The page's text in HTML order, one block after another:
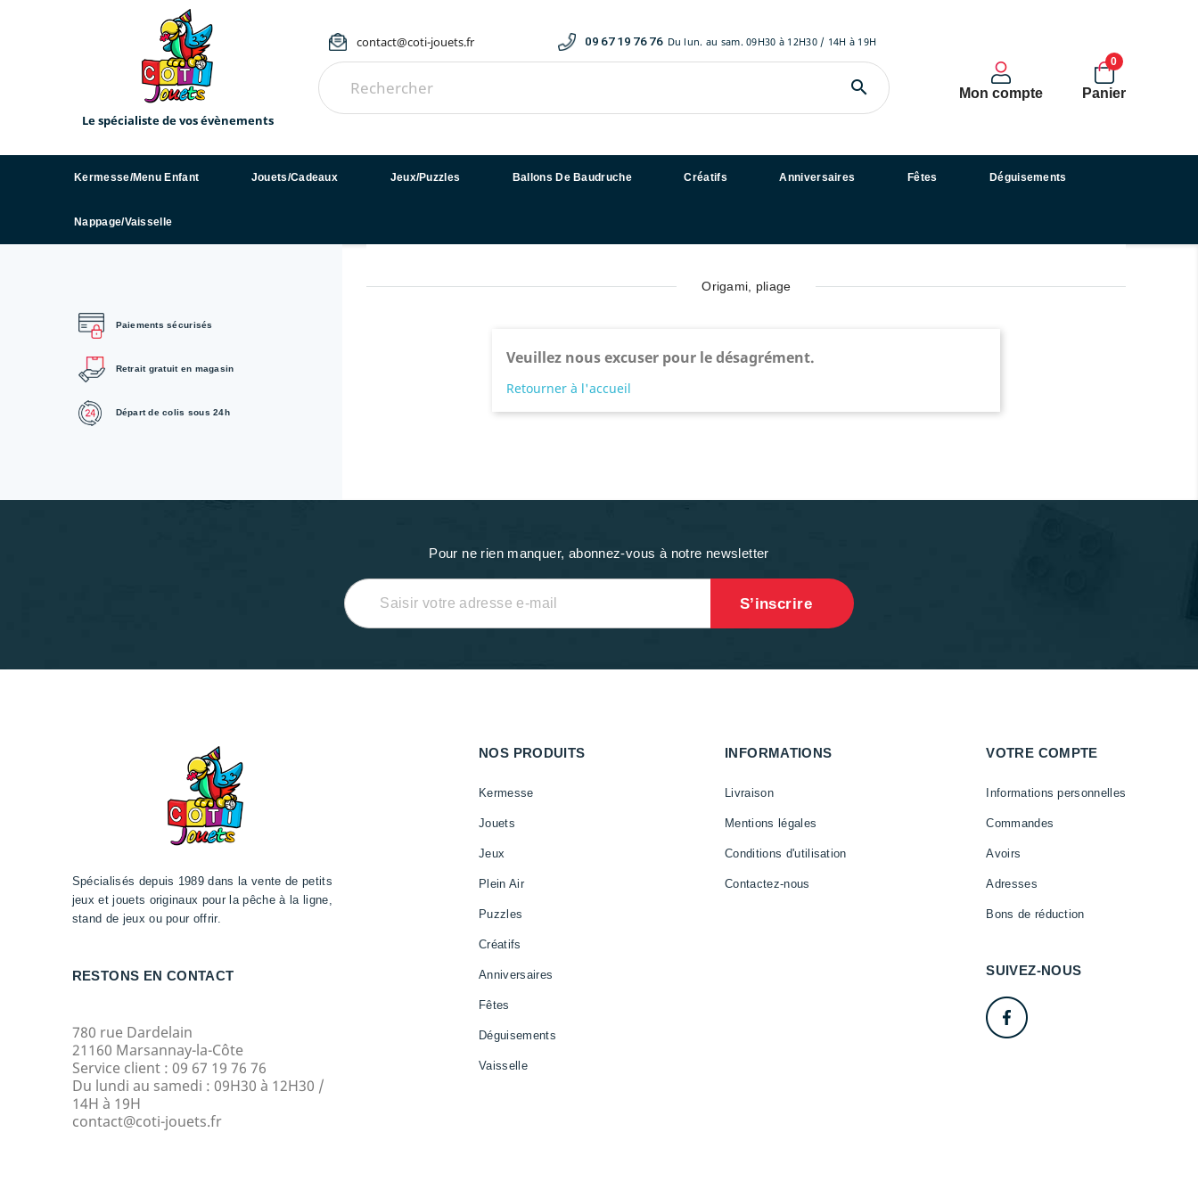
Le spécialiste de vos évènements
contact@coti-jouets.fr 09 67 19 76 76 Du lun. au sam. 09H30 à 12H30 / 14H à 19H
 Mon compte
0
Panier
Kermesse/Menu Enfant Jouets/Cadeaux Jeux/Puzzles Ballons De Baudruche Créatifs Anniversaires Fêtes Déguisements
Nappage/Vaisselle
Paiements sécurisés
Retrait gratuit en magasin
Départ de colis sous 24h
origami, pliage
Veuillez nous excuser pour le désagrément.
Retourner à l'accueil
Pour ne rien manquer, abonnez-vous à notre newsletter
Spécialisés depuis 1989 dans la vente de petits
jeux et jouets originaux pour la pêche à la ligne,
stand de jeux ou pour offrir.
RESTONS EN CONTACT
780 rue Dardelain
21160 Marsannay-la-Côte
Service client : 09 67 19 76 76
Du lundi au samedi : 09H30 à 12H30 /
14H à 19H
contact@coti-jouets.fr
NOS PRODUITS
Kermesse
Jouets
Jeux
Plein Air
Puzzles
Créatifs
Anniversaires
Fêtes
Déguisements
Vaisselle
INFORMATIONS
Livraison
Mentions légales
Conditions d'utilisation
Contactez-nous
VOTRE COMPTE
Informations personnelles
Commandes
Avoirs
Adresses
Bons de réduction
SUIVEZ-NOUS